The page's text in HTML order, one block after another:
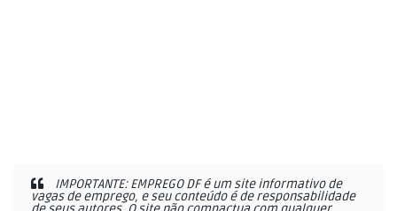
IMPORTANTE: EMPREGO DF é um site informativo de
vagas de emprego, e seu conteúdo é de responsabilidade